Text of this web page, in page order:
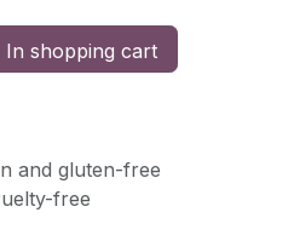
In shopping cart
and gluten-free
free